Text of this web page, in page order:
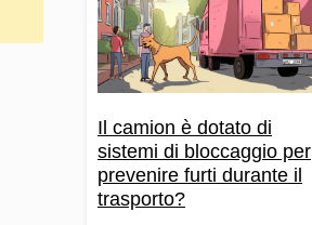
Il camion è dotato di
sistemi di bloccaggio per
prevenire furti durante il
trasporto?